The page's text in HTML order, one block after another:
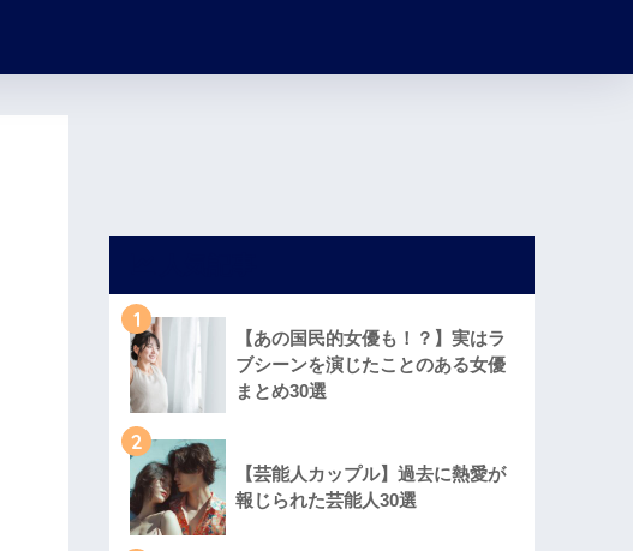
1
【あの国民的女優も！？】実はラ
ブシーンを演じたことのある女優
まとめ30選
2
【芸能人カップル】過去に熱愛が
報じられた芸能人30選